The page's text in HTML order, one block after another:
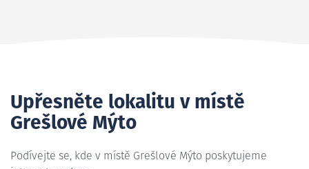
Upřesněte lokalitu v místě
Grešlové Mýto
Podívejte se, kde v místě Grešlové Mýto poskytujeme